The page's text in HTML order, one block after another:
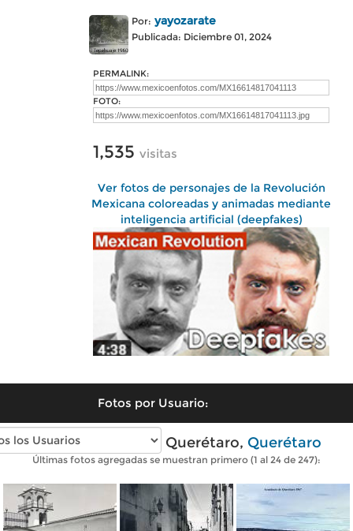
Por: yayozarate
Publicada: Diciembre 01, 2024
PERMALINK:
FOTO:
1,535 visitas
Ver fotos de personajes de la Revolución
Mexicana coloreadas y animadas mediante
inteligencia artificial (deepfakes)
Fotos por Usuario:
Fotos antiguas de Querétaro, Querétaro
Últimas fotos agregadas se muestran primero (1 al 24 de 247):